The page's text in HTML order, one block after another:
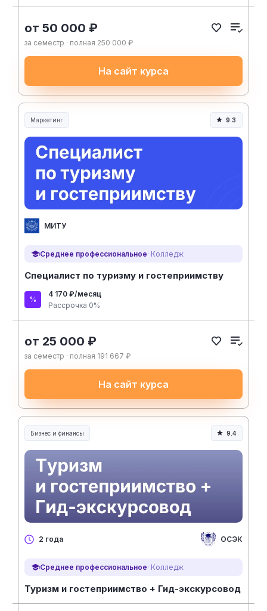
от 50 000 ₽
за семестр · полная 250 000 ₽
На сайт курса
Маркетинг 9.3
МИТУ
Среднее профессиональное· Колледж
Специалист по туризму и гостеприимству
4 170 ₽/месяц
Рассрочка 0%
от 25 000 ₽
за семестр · полная 191 667 ₽
На сайт курса
Бизнес и финансы 9.4
2 года ОСЭК
Среднее профессиональное· Колледж
Туризм и гостеприимство + Гид-экскурсовод